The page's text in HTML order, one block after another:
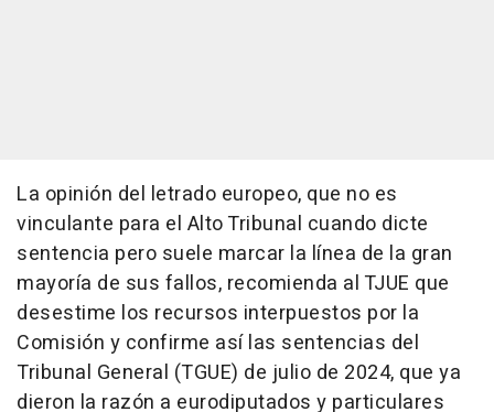
La opinión del letrado europeo, que no es
vinculante para el Alto Tribunal cuando dicte
sentencia pero suele marcar la línea de la gran
mayoría de sus fallos, recomienda al TJUE que
desestime los recursos interpuestos por la
Comisión y confirme así las sentencias del
Tribunal General (TGUE) de julio de 2024, que ya
dieron la razón a eurodiputados y particulares